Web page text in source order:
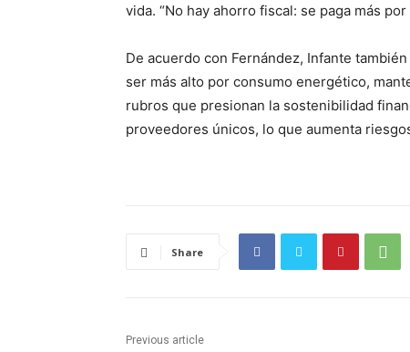
vida. “No hay ahorro fiscal: se paga más
De acuerdo con Fernández, Infante
ser más alto por consumo energético,
rubros que presionan la sostenibilidad
proveedores únicos, lo que aumenta
Share
Previous article